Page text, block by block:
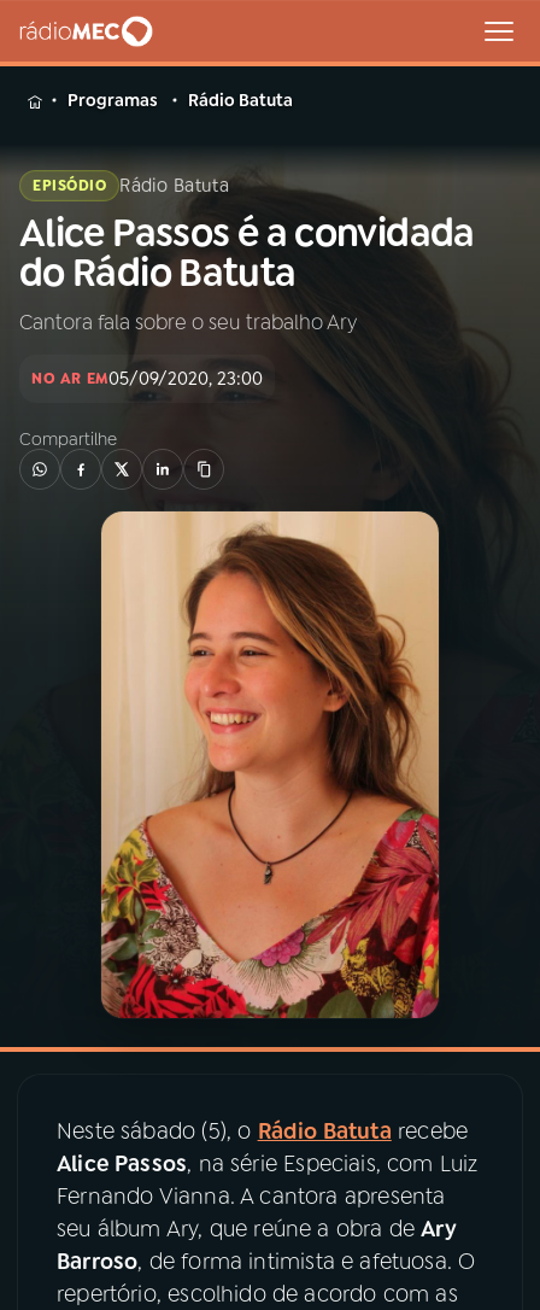
MENU
Buscar
na
Rádio
MEC
Buscar
Início
01INÍCIO
A RÁDIO
PROGRAMAÇÃO
PROGRAMAS
VIDEOCASTS
ÚLTIMAS
PRÊMIO RÁDIO MEC
YouTube Facebook
Instagram X
TikTok
Programas Rádio Batuta
EPISÓDIO Rádio Batuta
Alice Passos é a convidada
do Rádio Batuta
Cantora fala sobre o seu trabalho Ary
NO AR EM05/09/2020, 23:00
Compartilhe
Neste sábado (5), o Rádio Batuta recebe
Alice Passos, na série Especiais, com Luiz
Fernando Vianna. A cantora apresenta
seu álbum Ary, que reúne a obra deAry
Barroso, de forma intimista e afetuosa. O
repertório, escolhido de acordo com as